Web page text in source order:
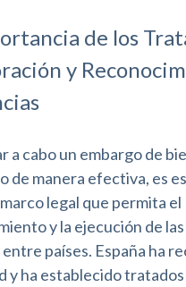
de los
y
a cabo un embargo de
de manera efectiva, es
legal que permita el
y la ejecución de
países. España ha
y ha establecido